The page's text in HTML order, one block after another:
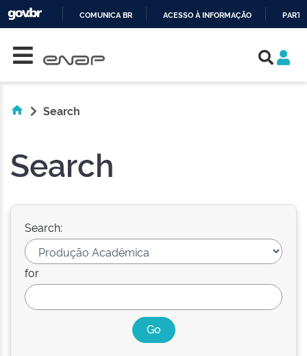
COMUNICA BR ACESSO À INFORMAÇÃO
Search
Search
Search:
for